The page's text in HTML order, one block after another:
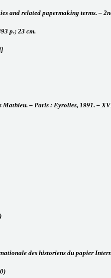
and related papermaking terms. –
p.; 23 cm.
– Paris : Eyrolles, 1991. –
des historiens du papier